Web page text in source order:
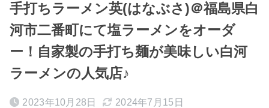
手打ちラーメン英(はなぶさ)＠福島県白
河市二番町にて塩ラーメンをオーダ
ー！自家製の手打ち麺が美味しい白河
ラーメンの人気店♪
2023年10月28日 2024年7月15日